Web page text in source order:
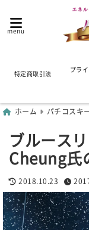
menu
特定商取引法
プラ
ホーム パチコスキ
ブルース
Cheung氏
2018.10.23